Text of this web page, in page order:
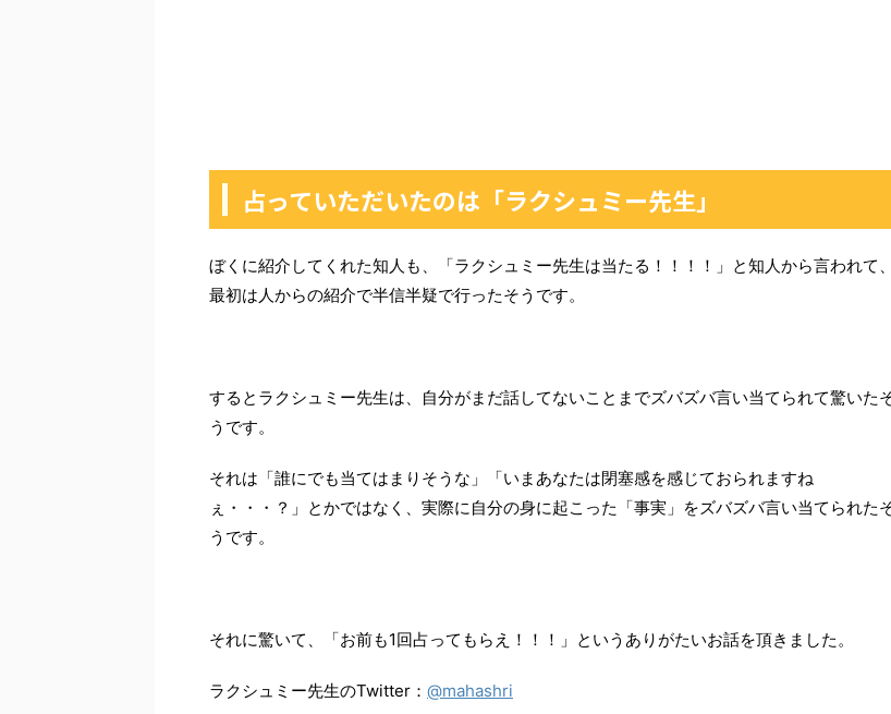
占っていただいたのは「ラクシュミー先生」
ぼくに紹介してくれた知人も、「ラクシュミー先生は当たる！！！！」と知人から言われて、
最初は人からの紹介で半信半疑で行ったそうです。
するとラクシュミー先生は、自分がまだ話してないことまでズバズバ言い当てられて驚いた
うです。
それは「誰にでも当てはまりそうな」「いまあなたは閉塞感を感じておられますね
ぇ・・・？」とかではなく、実際に自分の身に起こった「事実」をズバズバ言い当てられた
うです。
それに驚いて、「お前も1回占ってもらえ！！！」というありがたいお話を頂きました。
ラクシュミー先生のTwitter： @mahashri